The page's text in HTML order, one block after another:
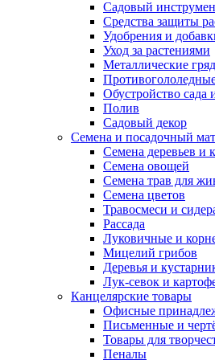
Садовый
Средства защиты
Удобрения и
Уход за растениями
Металлические
Обустройство сада
Полив
Садовый декор
Семена и посадочный
Семена деревьев и
Семена овощей
Семена трав для
Семена цветов
Травосмеси и
Рассада
Луковичные и
Мицелий грибов
Деревья и
Лук-севок и
Канцелярские товары
Офисные
Письменные и
Товары для
Пеналы